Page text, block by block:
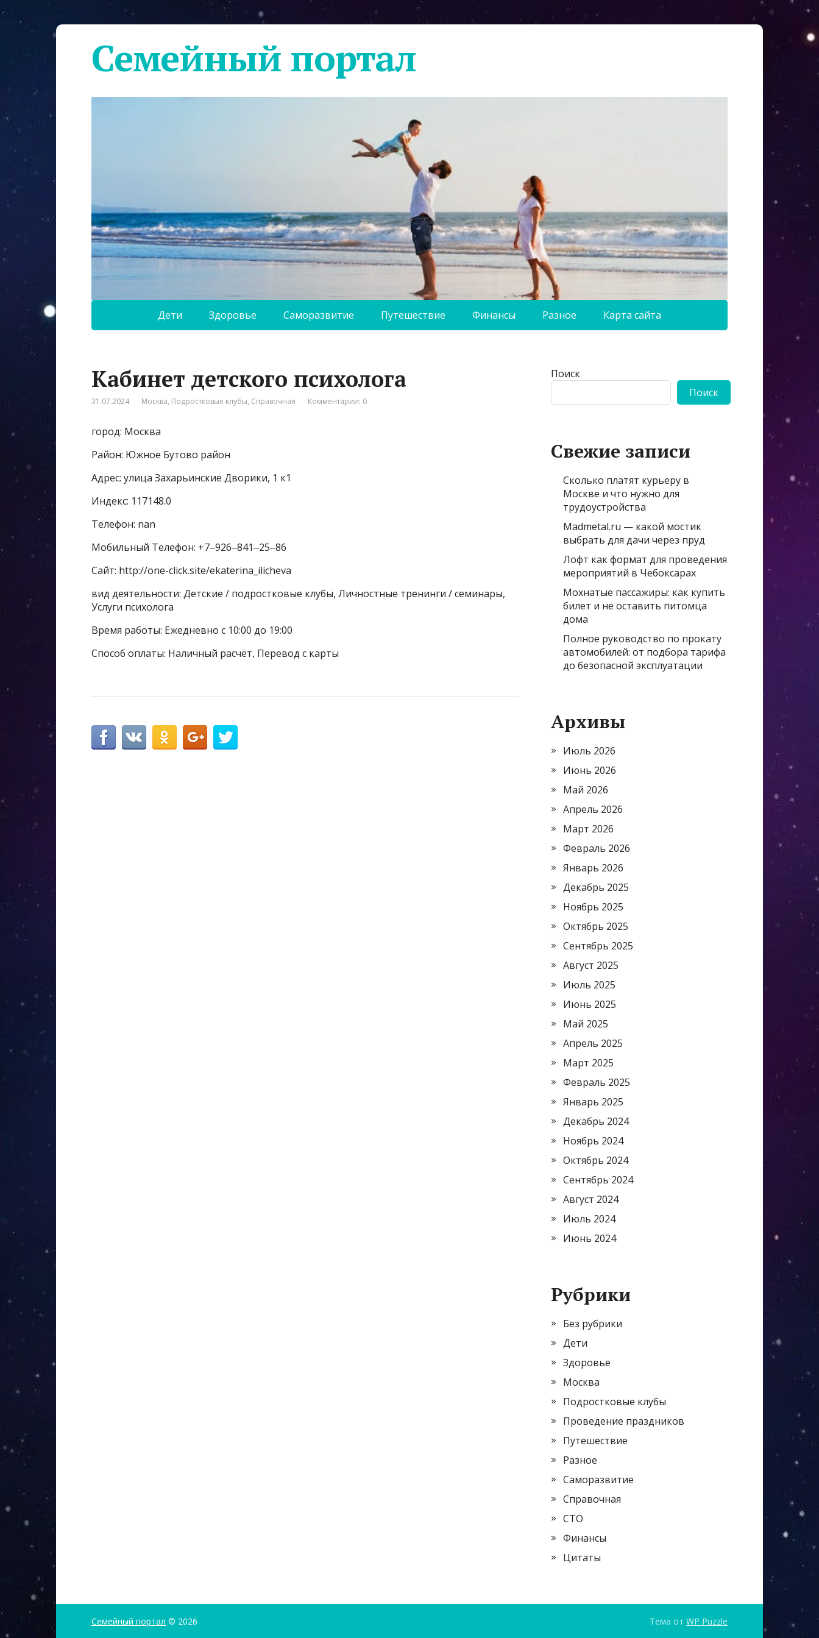
Семейный портал
Дети Здоровье Саморазвитие Путешествие Финансы Разное Карта сайта
Кабинет детского психолога
31.07.2024 Москва, Подростковые клубы, Справочная Комментарии: 0
город: Москва
Район: Южное Бутово район
Адрес: улица Захарьинские Дворики, 1 к1
Индекс: 117148.0
Телефон: nan
Мобильный Телефон: +7‒926‒841‒25‒86
Сайт: http://one-click.site/ekaterina_ilicheva
вид деятельности: Детские / подростковые клубы, Личностные тренинги / семинары,
Услуги психолога
Время работы: Ежедневно с 10:00 до 19:00
Способ оплаты: Наличный расчёт, Перевод с карты
Поиск
Поиск
Свежие записи
Сколько платят курьеру в
Москве и что нужно для
трудоустройства
Madmetal.ru — какой мостик
выбрать для дачи через пруд
Лофт как формат для проведения
мероприятий в Чебоксарах
Мохнатые пассажиры: как купить
билет и не оставить питомца
дома
Полное руководство по прокату
автомобилей: от подбора тарифа
до безопасной эксплуатации
Архивы
Июль 2026
Июнь 2026
Май 2026
Апрель 2026
Март 2026
Февраль 2026
Январь 2026
Декабрь 2025
Ноябрь 2025
Октябрь 2025
Сентябрь 2025
Август 2025
Июль 2025
Июнь 2025
Май 2025
Апрель 2025
Март 2025
Февраль 2025
Январь 2025
Декабрь 2024
Ноябрь 2024
Октябрь 2024
Сентябрь 2024
Август 2024
Июль 2024
Июнь 2024
Рубрики
Без рубрики
Дети
Здоровье
Москва
Подростковые клубы
Проведение праздников
Путешествие
Разное
Саморазвитие
Справочная
СТО
Финансы
Цитаты
Семейный портал © 2026 Тема от WP Puzzle